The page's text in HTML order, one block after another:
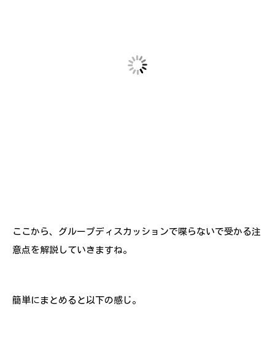
ここから、グループディスカッションで喋らないで受かる注
意点を解説していきますね。
簡単にまとめると以下の感じ。